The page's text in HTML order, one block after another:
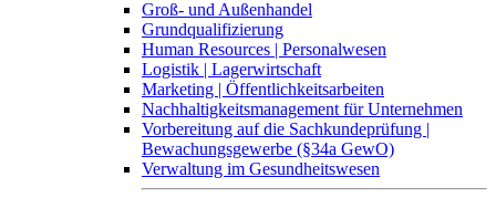
Groß- und Außenhandel
Grundqualifizierung
Human Resources | Personalwesen
Logistik | Lagerwirtschaft
Marketing | Öffentlichkeitsarbeiten
Nachhaltigkeitsmanagement für Unternehmen
Vorbereitung auf die Sachkundeprüfung |
Bewachungsgewerbe (§34a GewO)
Verwaltung im Gesundheitswesen